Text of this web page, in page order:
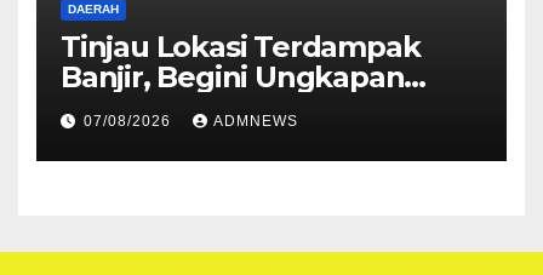
DAERAH
Tinjau Lokasi Terdampak
Banjir, Begini Ungkapan
Mahyeldi
07/08/2026 ADMNEWS